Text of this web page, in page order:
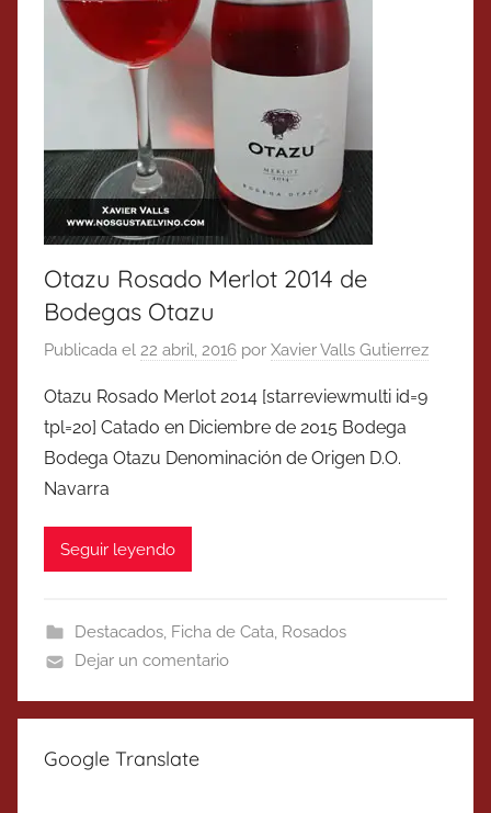
Otazu Rosado Merlot 2014 de
Bodegas Otazu
Publicada el 22 abril, 2016 por Xavier Valls Gutierrez
Otazu Rosado Merlot 2014 [starreviewmulti id=9
tpl=20] Catado en Diciembre de 2015 Bodega
Bodega Otazu Denominación de Origen D.O.
Navarra
Seguir leyendo
Destacados, Ficha de Cata, Rosados
Dejar un comentario
Google Translate